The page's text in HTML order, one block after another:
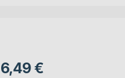
6,49 €